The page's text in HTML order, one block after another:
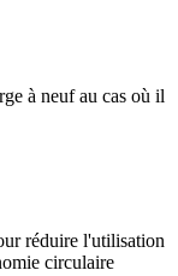
à neuf au cas où il
réduire l'utilisation
circulaire